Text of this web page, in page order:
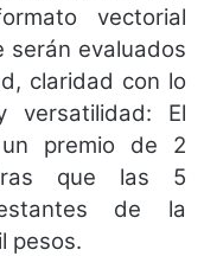
vectorial
serán evaluados
claridad con lo
versatilidad: El
premio de 2
que las 5
de la
pesos.